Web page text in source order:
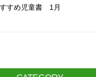
すめ児童書 1月